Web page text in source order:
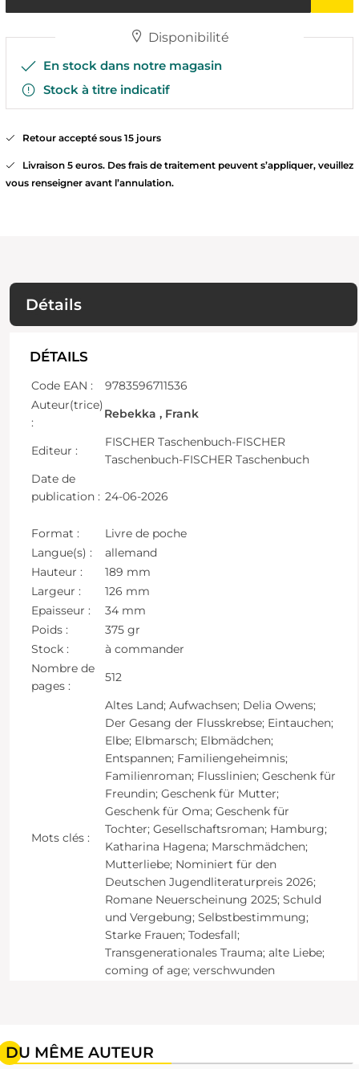
Disponibilité
En stock dans notre magasin
Stock à titre indicatif
Retour accepté sous 15 jours
Livraison 5 euros. Des frais de traitement peuvent s’appliquer, veuillez
vous renseigner avant l’annulation.
Détails
DÉTAILS
Code EAN :
9783596711536
Auteur(trice)
:
Rebekka , Frank
Editeur :
FISCHER Taschenbuch-FISCHER
Taschenbuch-FISCHER Taschenbuch
Date de
publication : 24-06-2026
Format :
Livre de poche
Langue(s) :
allemand
Hauteur :
189 mm
Largeur :
126 mm
Epaisseur :
34 mm
Poids :
375 gr
Stock :
à commander
Nombre de
pages :
512
Mots clés :
Altes Land; Aufwachsen; Delia Owens;
Der Gesang der Flusskrebse; Eintauchen;
Elbe; Elbmarsch; Elbmädchen;
Entspannen; Familiengeheimnis;
Familienroman; Flusslinien; Geschenk für
Freundin; Geschenk für Mutter;
Geschenk für Oma; Geschenk für
Tochter; Gesellschaftsroman; Hamburg;
Katharina Hagena; Marschmädchen;
Mutterliebe; Nominiert für den
Deutschen Jugendliteraturpreis 2026;
Romane Neuerscheinung 2025; Schuld
und Vergebung; Selbstbestimmung;
Starke Frauen; Todesfall;
Transgenerationales Trauma; alte Liebe;
coming of age; verschwunden
DU MÊME AUTEUR